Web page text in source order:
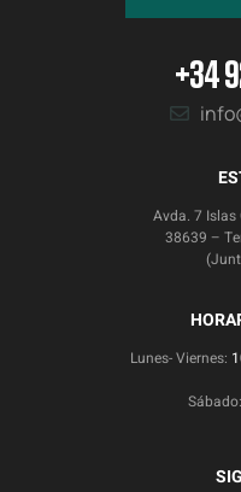
+34
Avda. 7 Islas
38639 –
Lunes- Viernes:
Sábado: